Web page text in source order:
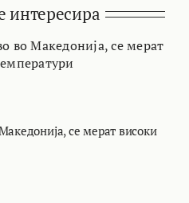
интересира
се мерат високи